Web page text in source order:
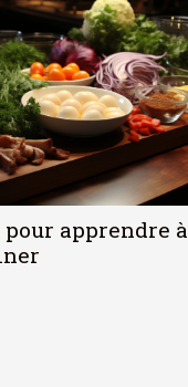
pour apprendre à